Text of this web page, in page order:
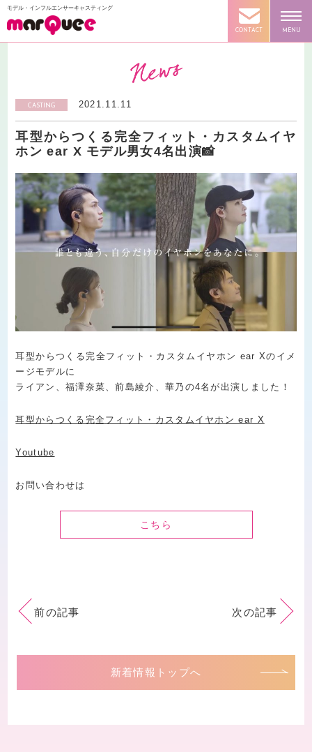
モデル・インフルエンサーキャスティング
CONTACT MENU
CASTING 2021.11.11
耳型からつくる完全フィット・カスタムイヤ
ホン ear X モデル男女4名出演📸
耳型からつくる完全フィット・カスタムイヤホン ear Xのイメ
ージモデルに
ライアン、福澤奈菜、前島綾介、華乃の4名が出演しました！
耳型からつくる完全フィット・カスタムイヤホン ear X
Youtube
お問い合わせは
こちら
前の記事 次の記事
新着情報トップへ